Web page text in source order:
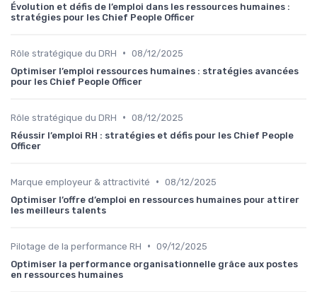
Évolution et défis de l’emploi dans les ressources humaines :
stratégies pour les Chief People Officer
Rôle stratégique du DRH • 08/12/2025
Optimiser l’emploi ressources humaines : stratégies avancées
pour les Chief People Officer
Rôle stratégique du DRH • 08/12/2025
Réussir l’emploi RH : stratégies et défis pour les Chief People
Officer
Marque employeur & attractivité • 08/12/2025
Optimiser l’offre d’emploi en ressources humaines pour attirer
les meilleurs talents
Pilotage de la performance RH • 09/12/2025
Optimiser la performance organisationnelle grâce aux postes
en ressources humaines